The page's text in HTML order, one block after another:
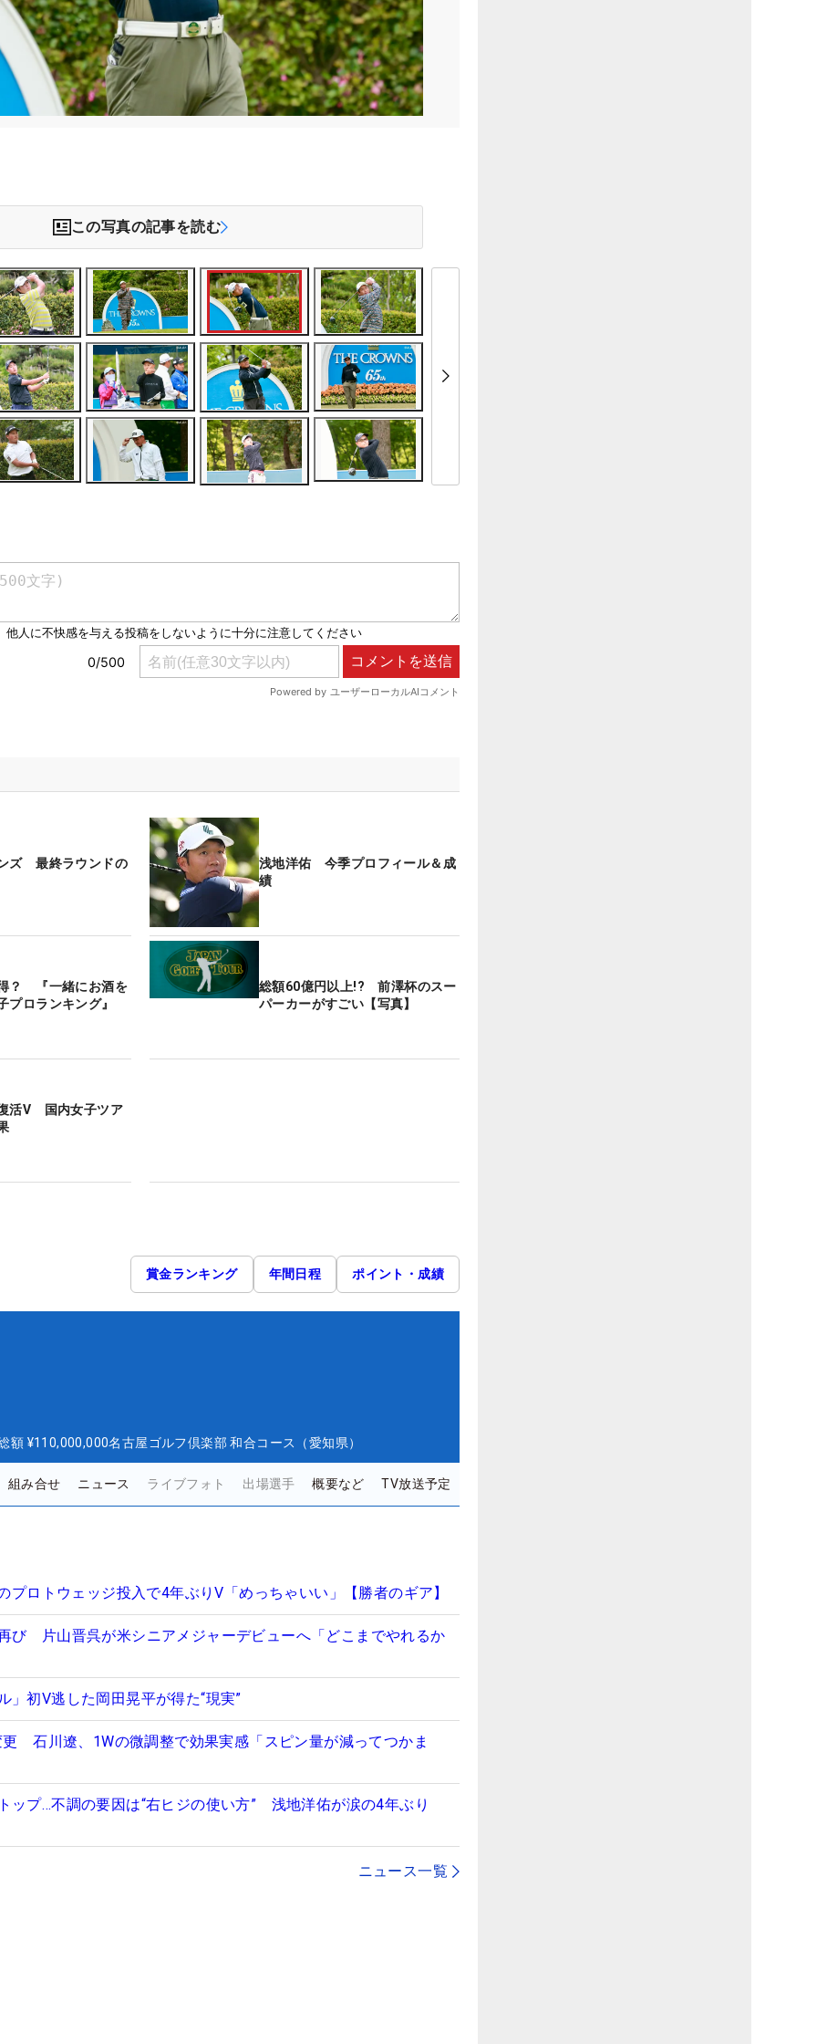
この写真の記事を読む
ズ 最終ラウンドの
浅地洋佑 今季プロフィール＆成
績
？ 『一緒にお酒を
プロランキング』
総額60億円以上!? 前澤杯のスー
パーカーがすごい【写真】
活V 国内女子ツア
賞金ランキング 年間日程 ポイント・成績
額 ¥110,000,000名古屋ゴルフ倶楽部 和合コース（愛知県）
組み合せ ニュース ライブフォト 出場選手 概要など TV放送予定
プロトウェッジ投入で4年ぶりV「めっちゃいい」【勝者のギア】
び 片山晋呉が米シニアメジャーデビューへ「どこまでやれるか
」初V逃した岡田晃平が得た“現実”
更 石川遼、1Wの微調整で効果実感「スピン量が減ってつかま
ップ…不調の要因は“右ヒジの使い方” 浅地洋佑が涙の4年ぶり
ニュース一覧